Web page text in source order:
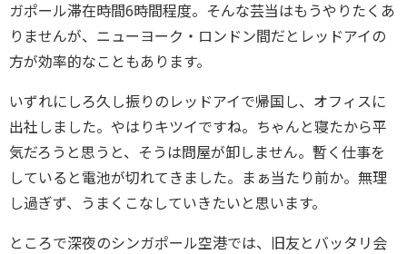
ガポール滞在時間6時間程度。そんな芸当はもうやりたくあ
りませんが、ニューヨーク・ロンドン間だとレッドアイの
方が効率的なこともあります。
いずれにしろ久し振りのレッドアイで帰国し、オフィスに
出社しました。やはりキツイですね。ちゃんと寝たから平
気だろうと思うと、そうは問屋が卸しません。暫く仕事を
していると電池が切れてきました。まぁ当たり前か。無理
し過ぎず、うまくこなしていきたいと思います。
ところで深夜のシンガポール空港では、旧友とバッタリ会